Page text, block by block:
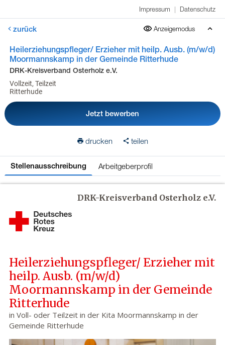
Impressum | Datenschutz
zurück Anzeigemodus
Heilerziehungspfleger/ Erzieher mit heilp. Ausb. (m/w/d)
Moormannskamp in der Gemeinde Ritterhude
DRK-Kreisverband Osterholz e.V.
Vollzeit, Teilzeit
Ritterhude
Jetzt bewerben
drucken teilen
Stellenausschreibung Arbeitgeberprofil